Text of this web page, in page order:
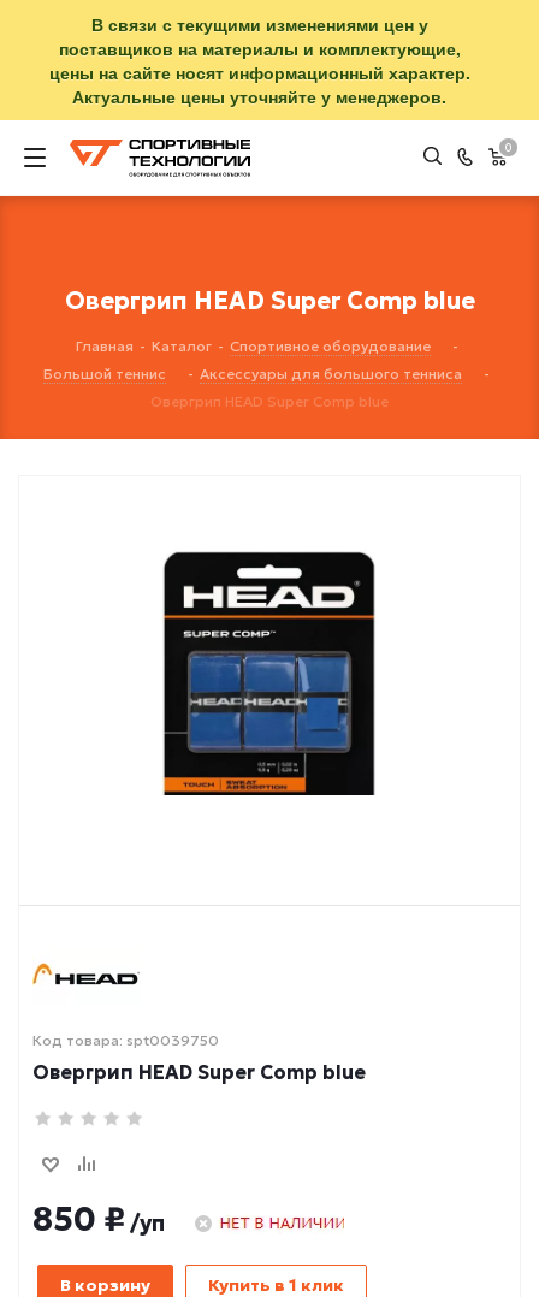
В связи с текущими изменениями цен у
поставщиков на материалы и комплектующие,
цены на сайте носят информационный характер.
Актуальные цены уточняйте у менеджеров.
0
Овергрип HEAD Super Comp blue
Главная - Каталог - Спортивное оборудование
-
Большой теннис
- Аксессуары для большого тенниса
-
Овергрип HEAD Super Comp blue
Код товара: spt0039750
Овергрип HEAD Super Comp blue
850 ₽ /уп
В корзину Купить в 1 клик